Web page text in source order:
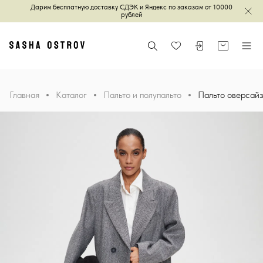
Дарим бесплатную доставку СДЭК и Яндекс по заказам от 10000
рублей
Главная Поиск ИзбранноеВойти илиКорзинаМеню
Главная Каталог Пальто и полупальто Пальто